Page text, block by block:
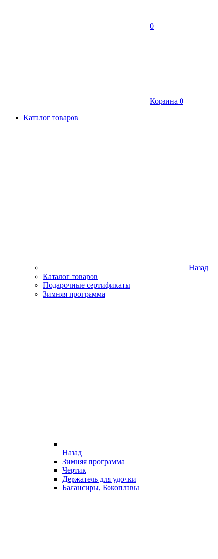
0
Корзина 0
Каталог товаров
Назад
Каталог товаров
Подарочные сертификаты
Зимняя программа
Назад
Зимняя программа
Чертик
Держатель для удочки
Балансиры, Бокоплавы